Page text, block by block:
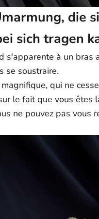
die
sich tragen
s'apparente à un bras
se soustraire.
qui ne
le fait que vous êtes
ne pouvez pas vous